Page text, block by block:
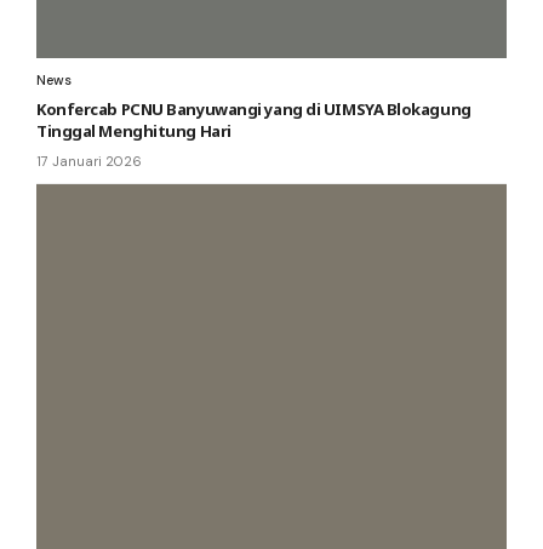
News
Konfercab PCNU Banyuwangi yang di UIMSYA Blokagung
Tinggal Menghitung Hari
17 Januari 2026